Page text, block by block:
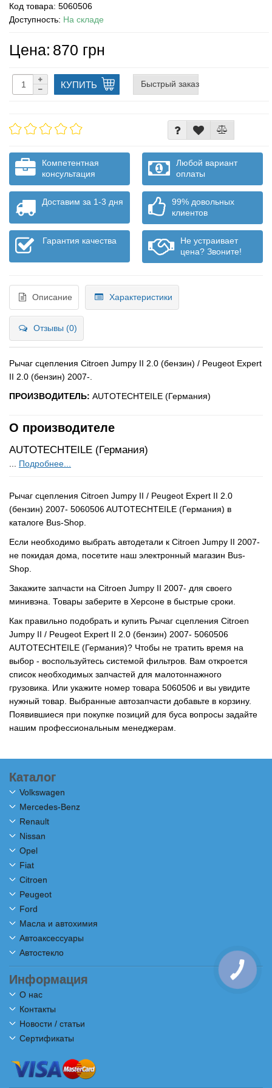
Код товара: 5060506
Доступность: На складе
Цена: 870 грн
КУПИТЬ Быстрый заказ
Компетентная
консультация
Любой вариант
оплаты
Доставим за 1-3 дня
99% довольных
клиентов
Гарантия качества
Не устраивает
цена? Звоните!
Описание Характеристики
Отзывы (0)
Рычаг сцепления Citroen Jumpy II 2.0 (бензин) / Peugeot Expert
II 2.0 (бензин) 2007-
ПРОИЗВОДИТЕЛЬ: AUTOTECHTEILE (Германия)
О производителе
AUTOTECHTEILE (Германия)
Подробнее...
Рычаг сцепления Citroen Jumpy II / Peugeot Expert II 2.0
(бензин) 2007- 5060506 AUTOTECHTEILE (Германия) в
каталоге Bus-Shop.
Если необходимо выбрать автодетали к Citroen Jumpy II 2007-
не покидая дома, посетите наш электронный магазин Bus-
Shop.
Закажите запчасти на Citroen Jumpy II 2007- для своего
минивэна. Товары заберите в Херсоне в быстрые сроки.
Как правильно подобрать и купить Рычаг сцепления Citroen
Jumpy II / Peugeot Expert II 2.0 (бензин) 2007- 5060506
AUTOTECHTEILE (Германия)? Чтобы не тратить время на
выбор - воспользуйтесь системой фильтров. Вам откроется
список необходимых запчастей для малотоннажного
грузовика. Или укажите номер товара 5060506 и вы увидите
нужный товар. Выбранные автозапчасти добавьте в корзину.
Появившиеся при покупке позиций для буса вопросы задайте
нашим профессиональным менеджерам.
Каталог
Volkswagen
Mercedes-Benz
Renault
Nissan
Opel
Fiat
Citroen
Peugeot
Ford
Масла и автохимия
Автоаксессуары
Автостекло
Информация
О нас
Контакты
Новости / статьи
Сертификаты
КНОПКА
СВЯЗИ